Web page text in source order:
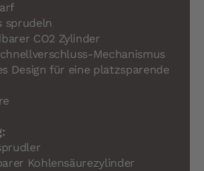
sprudeln
CO2 Zylinder
Mechanismus
Design für eine platzsparende
Kohlensäurezylinder